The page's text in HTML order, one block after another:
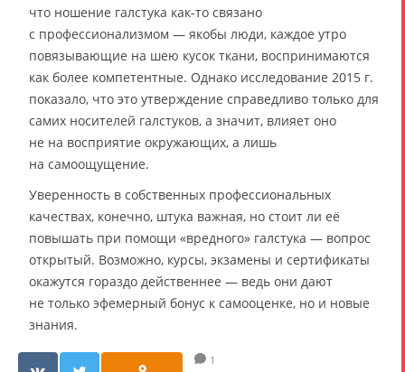
что ношение галстука как-то связано
с профессионализмом — якобы люди, каждое утро
повязывающие на шею кусок ткани, воспринимаются
как более компетентные. Однако исследование 2015 г.
показало, что это утверждение справедливо только для
самих носителей галстуков, а значит, влияет оно
не на восприятие окружающих, а лишь
на самоощущение.
Уверенность в собственных профессиональных
качествах, конечно, штука важная, но стоит ли её
повышать при помощи «вредного» галстука — вопрос
открытый. Возможно, курсы, экзамены и сертификаты
окажутся гораздо действеннее — ведь они дают
не только эфемерный бонус к самооценке, но и новые
знания.
1